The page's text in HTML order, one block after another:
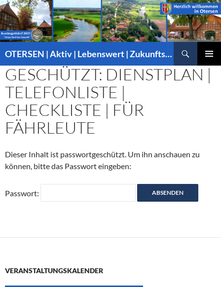
OTERSEN | Aktiv | Lebenswert | Zukunftsorientiert – mitten in Niedersachsen
MENÜ
INHALT
SPRINGEN
GESCHÜTZT: DIENSTPLAN |
TELEFONLISTE |
CHECKLISTE | FÜR
FÄHRLEUTE
Dieser Inhalt ist passwortgeschützt. Um ihn anschauen zu
können, bitte das Passwort eingeben:
Passwort:
VERANSTALTUNGSKALENDER